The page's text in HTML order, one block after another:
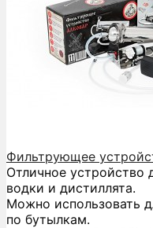
Фильтрующее
Отличное устройство
водки и дистиллята.
Можно использовать
по бутылкам.